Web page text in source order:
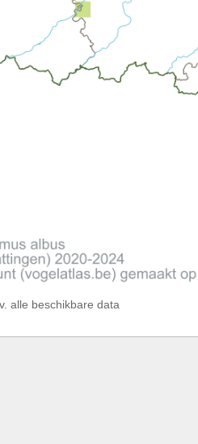
alle beschikbare data